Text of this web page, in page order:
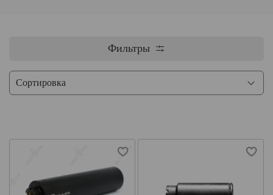
Фильтры